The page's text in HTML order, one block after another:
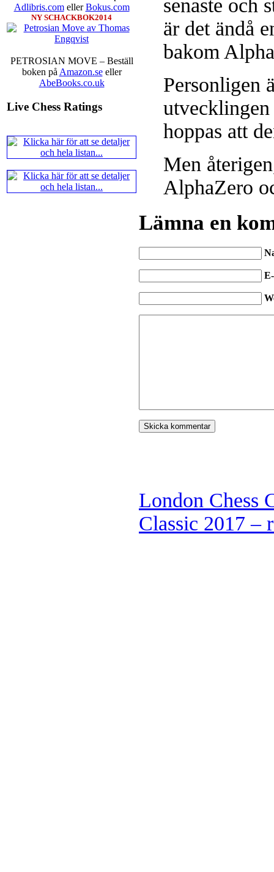
Adlibris.comellerBokus.com
NY SCHACKBOK2014
PETROSIAN MOVE – Beställ
boken på Amazon.seeller
AbeBooks.co.uk
Live Chess Ratings
senaste och
är det ändå
bakom
Personligen
hoppas att
Men
AlphaZero
Lämna en
London Chess
Classic 2017 –